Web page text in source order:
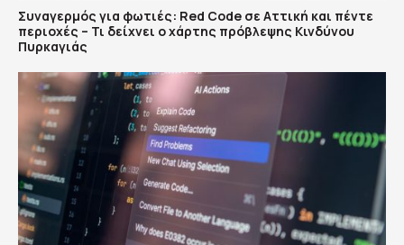
Συναγερμός για φωτιές: Red Code σε Αττική και πέντε
περιοχές – Τι δείχνει ο χάρτης πρόβλεψης Κινδύνου
Πυρκαγιάς